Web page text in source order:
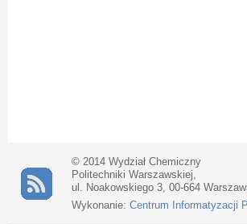
© 2014 Wydział Chemiczny
Politechniki Warszawskiej,
ul. Noakowskiego 3, 00-664
Wykonanie: Centrum Informatyzacji